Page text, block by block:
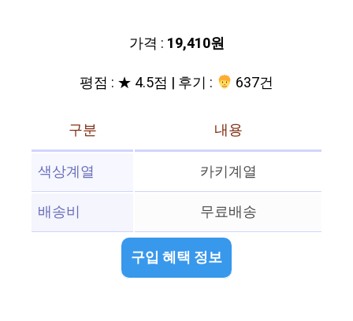
가격 : 19,410원
평점 : ★ 4.5점 | 후기 :
637건
구분
내용
색상계열
카키계열
배송비
무료배송
구입 혜택 정보